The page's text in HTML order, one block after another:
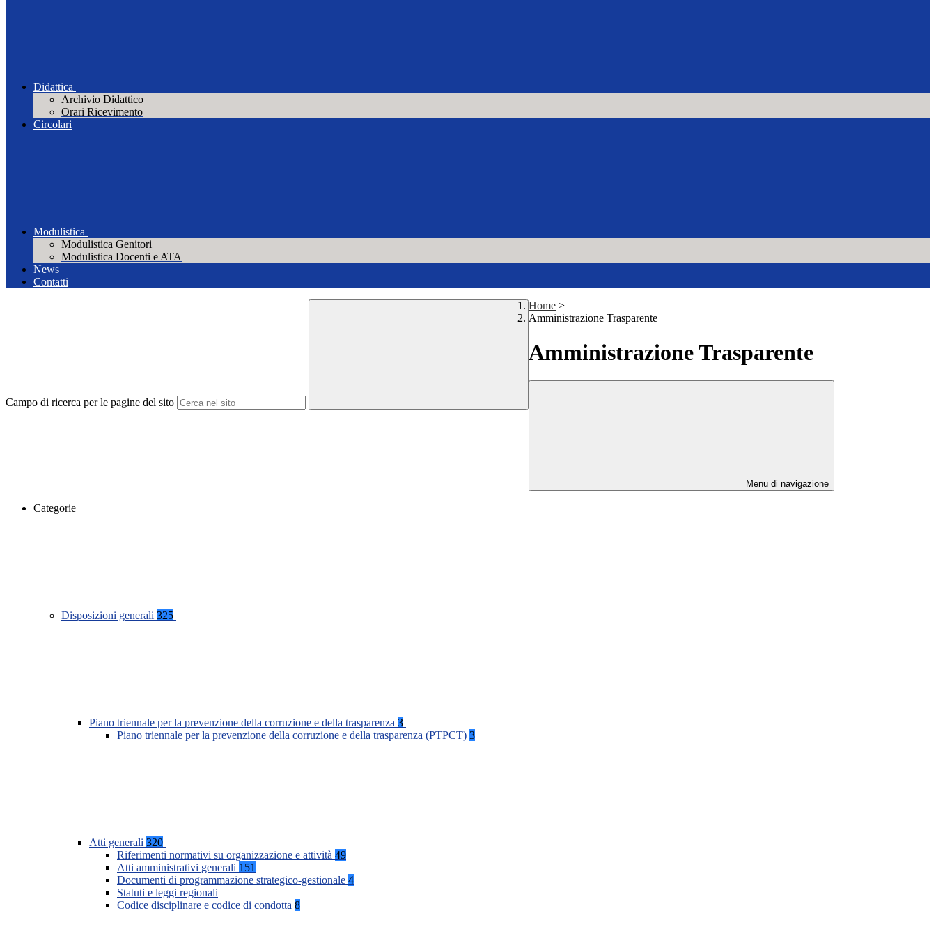
Didattica
Archivio Didattico
Orari Ricevimento
Circolari
Modulistica
Modulistica Genitori
Modulistica Docenti e ATA
News
Contatti
Campo di ricerca per le pagine del sito
Home >
Amministrazione Trasparente
Amministrazione Trasparente
Menu di navigazione
Categorie
Disposizioni generali 325
Piano triennale per la prevenzione della corruzione e della trasparenza 3
Piano triennale per la prevenzione della corruzione e della trasparenza (PTPCT) 3
Atti generali 320
Riferimenti normativi su organizzazione e attività 49
Atti amministrativi generali 151
Documenti di programmazione strategico-gestionale 4
Statuti e leggi regionali
Codice disciplinare e codice di condotta 8